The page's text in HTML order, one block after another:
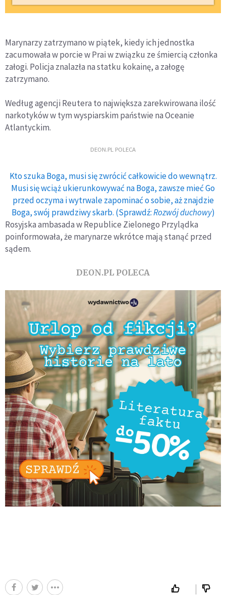
Marynarzy zatrzymano w piątek, kiedy ich jednostka
zacumowała w porcie w Prai w związku ze śmiercią członka
załogi. Policja znalazła na statku kokainę, a załogę
zatrzymano.
Według agencji Reutera to największa zarekwirowana ilość
narkotyków w tym wyspiarskim państwie na Oceanie
Atlantyckim.
DEON.PL POLECA
Kto szuka Boga, musi się zwrócić całkowicie do wewnątrz.
Musi się wciąż ukierunkowywać na Boga, zawsze mieć Go
przed oczyma i wytrwale zapominać o sobie, aż znajdzie
Boga, swój prawdziwy skarb. (Sprawdź:Rozwój duchowy)
Rosyjska ambasada w Republice Zielonego Przylądka
poinformowała, że marynarze wkrótce mają stanąć przed
sądem.
DEON.PL POLECA